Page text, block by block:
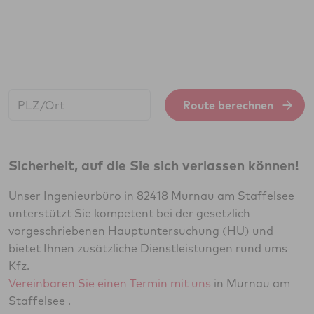
Route berechnen
Sicherheit, auf die Sie sich verlassen können!
Unser Ingenieurbüro in 82418 Murnau am Staffelsee
unterstützt Sie kompetent bei der gesetzlich
vorgeschriebenen Hauptuntersuchung (HU) und
bietet Ihnen zusätzliche Dienstleistungen rund ums
Kfz.
Vereinbaren Sie einen Termin mit uns in Murnau am
Staffelsee .